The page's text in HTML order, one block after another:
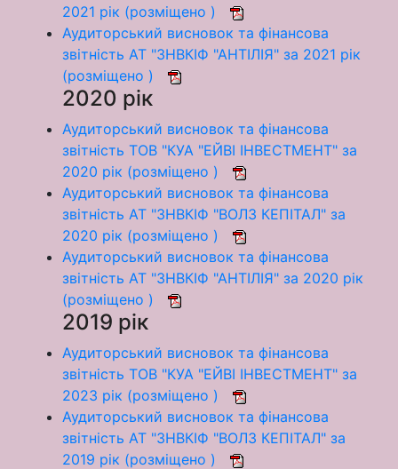
2021 рік (розміщено )
Аудиторський висновок та фінансова
звітність АТ "ЗНВКІФ "АНТІЛІЯ" за 2021 рік
(розміщено )
2020 рік
Аудиторський висновок та фінансова
звітність ТОВ "КУА "ЕЙВІ ІНВЕСТМЕНТ" за
2020 рік (розміщено )
Аудиторський висновок та фінансова
звітність АТ "ЗНВКІФ "ВОЛЗ КЕПІТАЛ" за
2020 рік (розміщено )
Аудиторський висновок та фінансова
звітність АТ "ЗНВКІФ "АНТІЛІЯ" за 2020 рік
(розміщено )
2019 рік
Аудиторський висновок та фінансова
звітність ТОВ "КУА "ЕЙВІ ІНВЕСТМЕНТ" за
2023 рік (розміщено )
Аудиторський висновок та фінансова
звітність АТ "ЗНВКІФ "ВОЛЗ КЕПІТАЛ" за
2019 рік (розміщено )